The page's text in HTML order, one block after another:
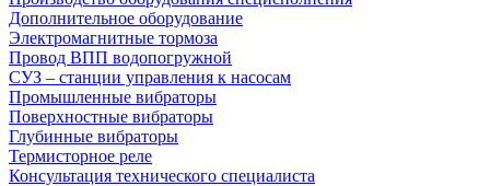
Дополнительное оборудование
Электромагнитные тормоза
Провод ВПП водопогружной
СУЗ – станции управления к насосам
Промышленные вибраторы
Поверхностные вибраторы
Глубинные вибраторы
Термисторное реле
Консультация технического специалиста